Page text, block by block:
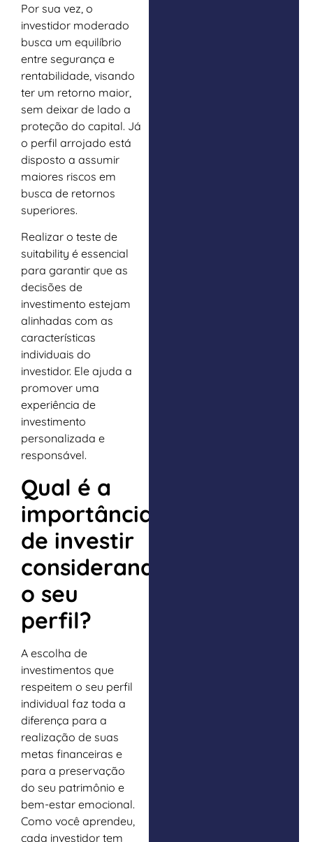
Por sua vez, o
investidor moderado
busca um equilíbrio
entre segurança e
rentabilidade, visando
ter um retorno maior,
sem deixar de lado a
proteção do capital. Já
o perfil arrojado está
disposto a assumir
maiores riscos em
busca de retornos
superiores.
Realizar o teste de
suitability é essencial
para garantir que as
decisões de
investimento estejam
alinhadas com as
características
individuais do
investidor. Ele ajuda a
promover uma
experiência de
investimento
personalizada e
responsável.
Qual é a
importância
de investir
considerando
o seu
perfil?
A escolha de
investimentos que
respeitem o seu perfil
individual faz toda a
diferença para a
realização de suas
metas financeiras e
para a preservação
do seu patrimônio e
bem-estar emocional.
Como você aprendeu,
cada investidor tem